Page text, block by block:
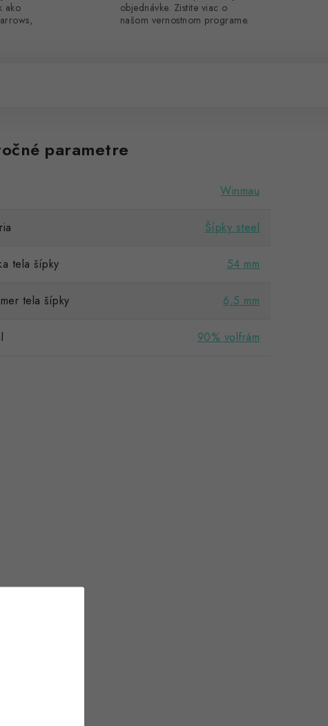
ako
objednávke. Zistite viac o
našom vernostnom programe.
parametre
Winmau
Šípky steel
tela šípky 54 mm
tela šípky 6,5 mm
90% volfrám